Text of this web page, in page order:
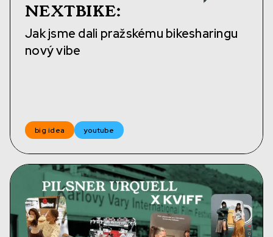
NEXTBIKE:
Jak jsme dali pražskému bikesharingu
nový vibe
big idea youtube